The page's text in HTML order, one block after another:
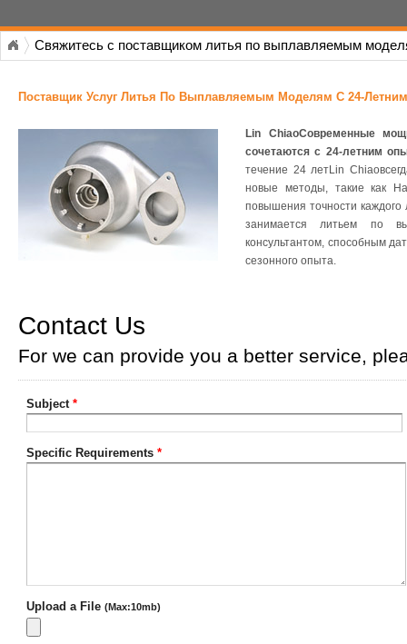
Свяжитесь с поставщиком литья по выплавляемым
Поставщик Услуг Литья По Выплавляемым Моделям С 24-
Lin ChiaoСовременные
сочетаются с 24-летним
течение 24 летLin
новые методы, такие как
повышения точности каждого
занимается литьем по
консультантом, способным
сезонного опыта.